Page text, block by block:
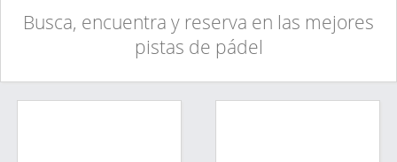
Busca, encuentra y reserva en las mejores
pistas de pádel